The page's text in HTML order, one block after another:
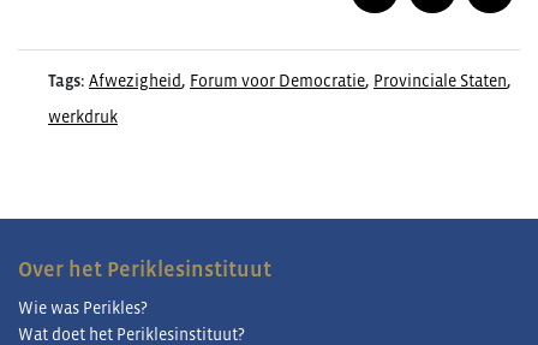
Tags: Afwezigheid, Forum voor Democratie, Provinciale Staten,
werkdruk
Over het Periklesinstituut
Wie was Perikles?
Wat doet het Periklesinstituut?